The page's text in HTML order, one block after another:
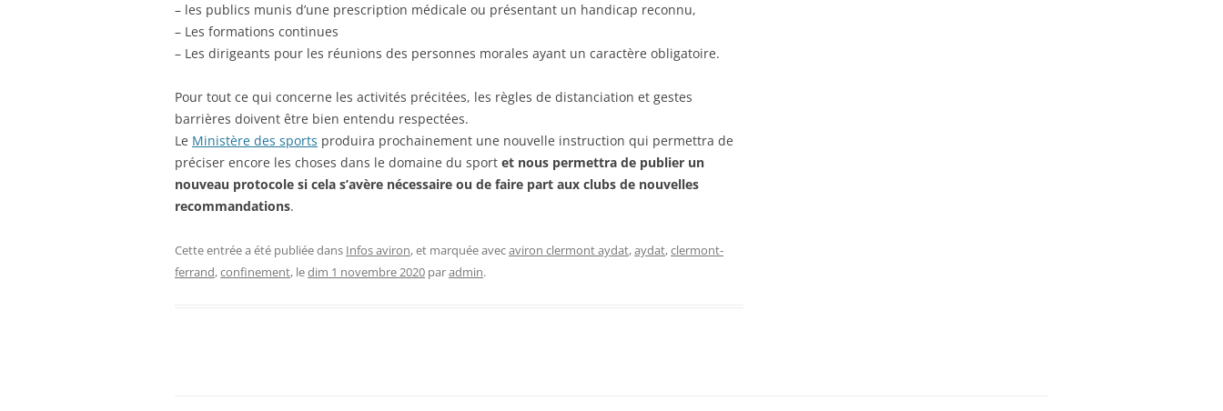
– les publics munis d’une prescription médicale ou présentant un handicap reconnu,
– Les formations continues
– Les dirigeants pour les réunions des personnes morales ayant un caractère obligatoire.
Pour tout ce qui concerne les activités précitées, les règles de distanciation et gestes
barrières doivent être bien entendu respectées.
Le Ministère des sports produira prochainement une nouvelle instruction qui permettra de
préciser encore les choses dans le domaine du sport et nous permettra de publier un
nouveau protocole si cela s’avère nécessaire ou de faire part aux clubs de nouvelles
recommandations.
Cette entrée a été publiée dans Infos aviron, et marquée avecaviron clermont aydat,aydat,clermont-
ferrand,confinement, ledim 1 novembre 2020 paradmin.